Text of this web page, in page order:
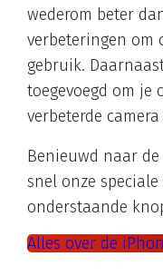
wederom beter
verbeteringen om
gebruik.
toegevoegd om je
verbeterde
Benieuwd naar
snel onze
onderstaande
Alles over de